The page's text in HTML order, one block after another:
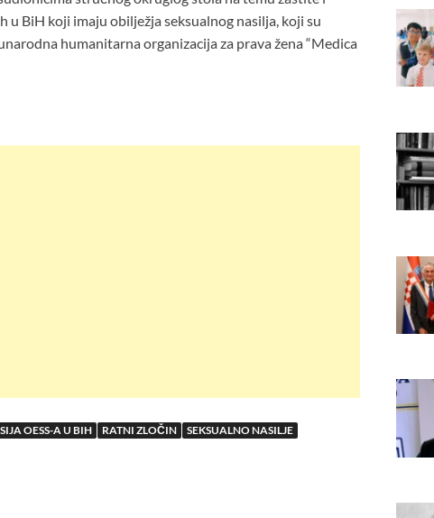
BiH koji imaju obilježja seksualnog nasilja, koji su
humanitarna organizacija za prava žena “Medica
OESS-A U BIH RATNI ZLOČIN SEKSUALNO NASILJE